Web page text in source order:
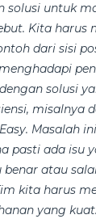
solusi untuk
Kita harus
dari sisi
solusi
misalnya
Masalah
pasti ada isu
atau
kita harus
yang